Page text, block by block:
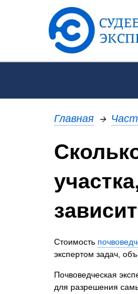
Главная →
Стоимость
экспертом задач,
Почвоведческая
для разрешения